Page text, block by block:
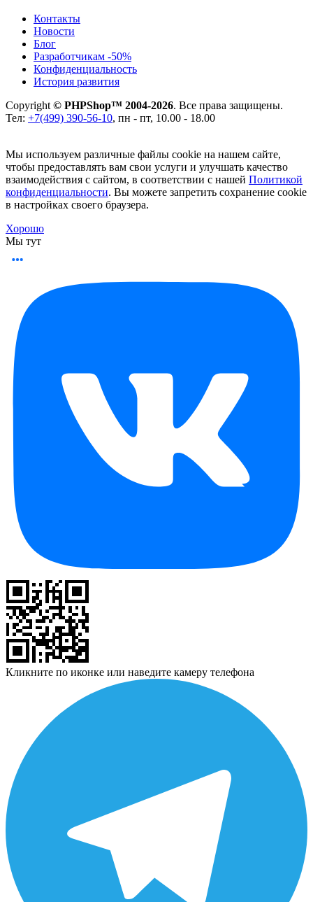
Контакты
Новости
Блог
Разработчикам -50%
Конфиденциальность
История развития
Copyright © PHPShop™ 2004-2026. Все права защищены.
Тел: +7(499) 390-56-10, пн - пт, 10.00 - 18.00
Мы используем различные файлы cookie на нашем сайте,
чтобы предоставлять вам свои услуги и улучшать качество
взаимодействия с сайтом, в соответствии с нашей Политикой
конфиденциальности. Вы можете запретить сохранение cookie
в настройках своего браузера.
Хорошо
Мы тут
Кликните по иконке или наведите камеру телефона